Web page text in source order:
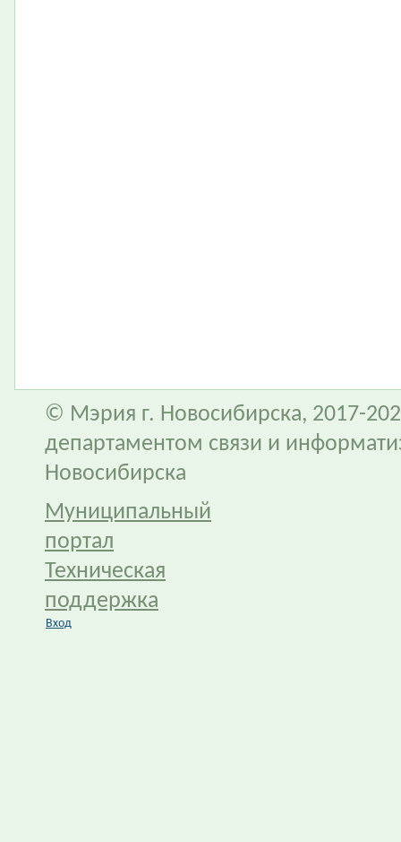
© Мэрия г. Новосибирска, 2017-
департаментом связи и
Новосибирска
Муниципальный
портал
Техническая
поддержка
Вход